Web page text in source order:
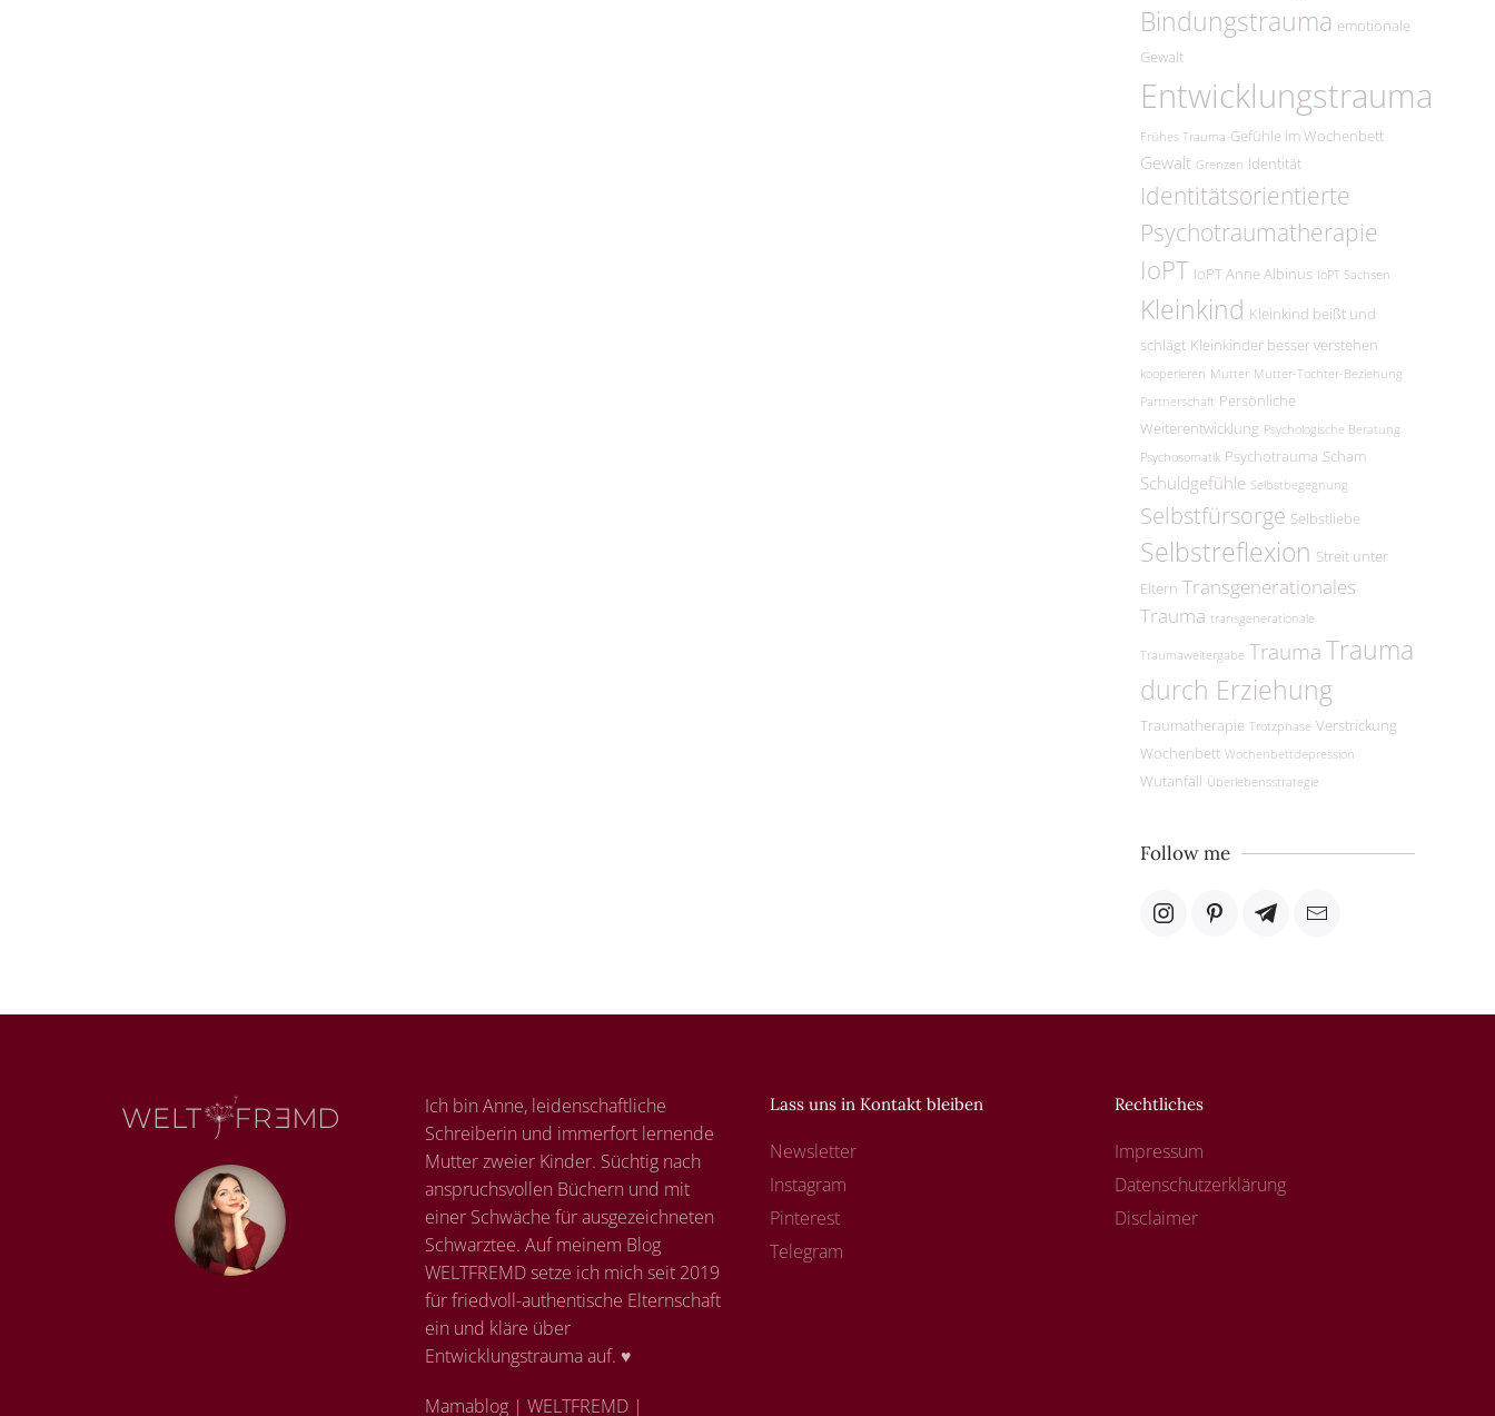
Bindungstrauma emotionale
Gewalt
Entwicklungstrauma
Frühes Trauma Gefühle im Wochenbett
Gewalt Grenzen Identität
Identitätsorientierte
Psychotraumatherapie
IoPT IoPT Anne Albinus IoPT Sachsen
Kleinkind Kleinkind beißt und
schlägt Kleinkinder besser verstehen
kooperieren Mutter Mutter-Tochter-Beziehung
Partnerschaft Persönliche
Weiterentwicklung Psychologische Beratung
Psychosomatik Psychotrauma Scham
Schuldgefühle Selbstbegegnung
Selbstfürsorge Selbstliebe
Selbstreflexion Streit unter
Eltern Transgenerationales
Trauma transgenerationale
Traumaweitergabe TraumaTrauma
durch Erziehung
Traumatherapie Trotzphase Verstrickung
Wochenbett Wochenbettdepression
Wutanfall Überlebensstrategie
Follow me
Ich bin Anne, leidenschaftliche
Schreiberin und immerfort lernende
Mutter zweier Kinder. Süchtig nach
anspruchsvollen Büchern und mit
einer Schwäche für ausgezeichneten
Schwarztee. Auf meinem Blog
WELTFREMD setze ich mich seit 2019
für friedvoll-authentische Elternschaft
ein und kläre über
Entwicklungstrauma auf. ♥
Mamablog | WELTFREMD |
Lass uns in Kontakt bleiben
Newsletter
Instagram
Pinterest
Telegram
Rechtliches
Impressum
Datenschutzerklärung
Disclaimer